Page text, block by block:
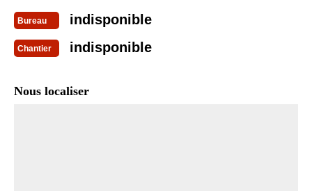
Bureau indisponible
Chantier indisponible
Nous localiser